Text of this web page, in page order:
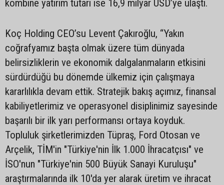
kombine yatırım tutarı ise 16,9 milyar USD’ye ulaştı.
Koç Holding CEO’su Levent Çakıroğlu, “Yakın
coğrafyamız başta olmak üzere tüm dünyada
belirsizliklerin ve ekonomik dalgalanmaların etkisini
sürdürdüğü bu dönemde ülkemiz için çalışmaya
kararlılıkla devam ettik. Stratejik bakış açımız, finansal
kabiliyetlerimiz ve operasyonel disiplinimiz sayesinde
başarılı bir ilk yarı performansı ortaya koyduk.
Topluluk şirketlerimizden Tüpraş, Ford Otosan ve
Arçelik, TİM'in "Türkiye'nin İlk 1.000 İhracatçısı" ve
İSO'nun "Türkiye'nin 500 Büyük Sanayi Kuruluşu"
araştırmalarında ilk 10'da yer alarak üretim ve ihracat